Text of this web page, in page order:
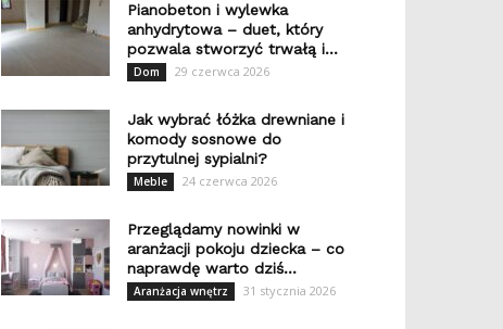
Pianobeton i wylewka
anhydrytowa – duet, który
pozwala stworzyć trwałą i...
Dom 29 czerwca 2026
Jak wybrać łóżka drewniane i
komody sosnowe do
przytulnej sypialni?
Meble 24 czerwca 2026
Przeglądamy nowinki w
aranżacji pokoju dziecka – co
naprawdę warto dziś...
Aranżacja wnętrz 31 stycznia 2026